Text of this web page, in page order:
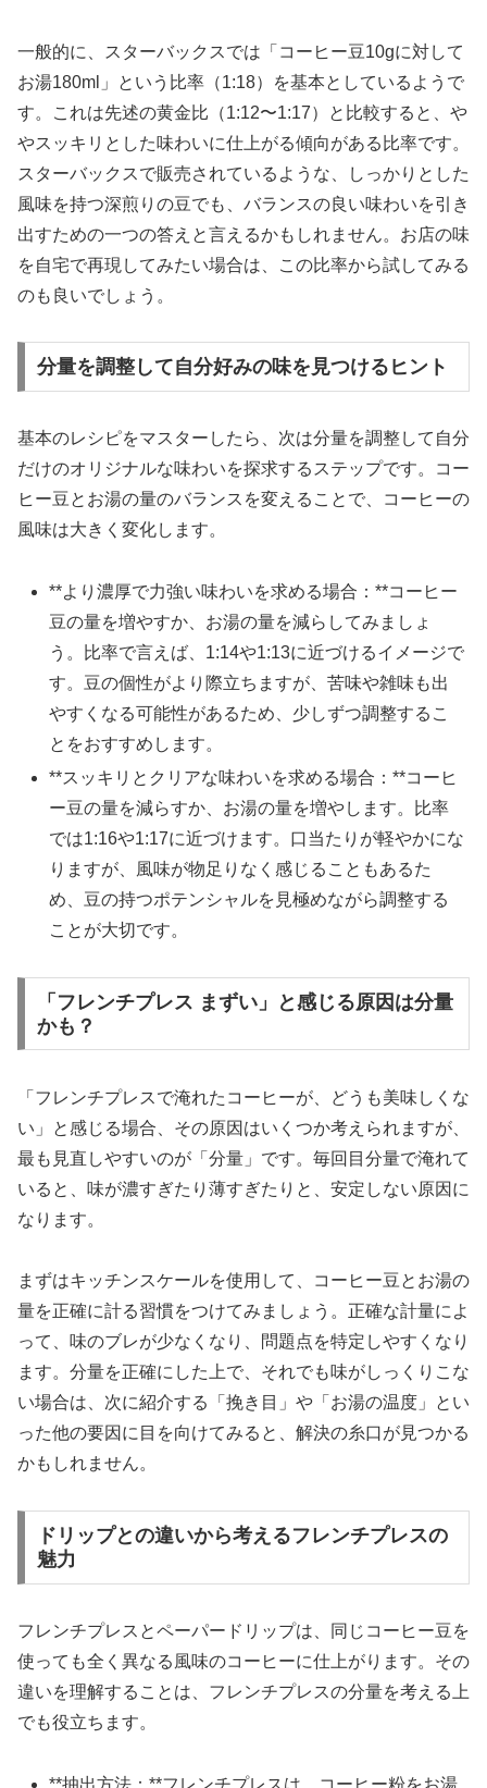
一般的に、スターバックスでは「コーヒー豆10gに対して
お湯180ml」という比率（1:18）を基本としているようで
す。これは先述の黄金比（1:12〜1:17）と比較すると、や
やスッキリとした味わいに仕上がる傾向がある比率です。
スターバックスで販売されているような、しっかりとした
風味を持つ深煎りの豆でも、バランスの良い味わいを引き
出すための一つの答えと言えるかもしれません。お店の味
を自宅で再現してみたい場合は、この比率から試してみる
のも良いでしょう。
分量を調整して自分好みの味を見つけるヒント
基本のレシピをマスターしたら、次は分量を調整して自分
だけのオリジナルな味わいを探求するステップです。コー
ヒー豆とお湯の量のバランスを変えることで、コーヒーの
風味は大きく変化します。
**より濃厚で力強い味わいを求める場合：**コーヒー
豆の量を増やすか、お湯の量を減らしてみましょ
う。比率で言えば、1:14や1:13に近づけるイメージで
す。豆の個性がより際立ちますが、苦味や雑味も出
やすくなる可能性があるため、少しずつ調整するこ
とをおすすめします。
**スッキリとクリアな味わいを求める場合：**コーヒ
ー豆の量を減らすか、お湯の量を増やします。比率
では1:16や1:17に近づけます。口当たりが軽やかにな
りますが、風味が物足りなく感じることもあるた
め、豆の持つポテンシャルを見極めながら調整する
ことが大切です。
「フレンチプレス まずい」と感じる原因は分量
かも？
「フレンチプレスで淹れたコーヒーが、どうも美味しくな
い」と感じる場合、その原因はいくつか考えられますが、
最も見直しやすいのが「分量」です。毎回目分量で淹れて
いると、味が濃すぎたり薄すぎたりと、安定しない原因に
なります。
まずはキッチンスケールを使用して、コーヒー豆とお湯の
量を正確に計る習慣をつけてみましょう。正確な計量によ
って、味のブレが少なくなり、問題点を特定しやすくなり
ます。分量を正確にした上で、それでも味がしっくりこな
い場合は、次に紹介する「挽き目」や「お湯の温度」とい
った他の要因に目を向けてみると、解決の糸口が見つかる
かもしれません。
ドリップとの違いから考えるフレンチプレスの
魅力
フレンチプレスとペーパードリップは、同じコーヒー豆を
使っても全く異なる風味のコーヒーに仕上がります。その
違いを理解することは、フレンチプレスの分量を考える上
でも役立ちます。
**抽出方法：**フレンチプレスは、コーヒー粉をお湯